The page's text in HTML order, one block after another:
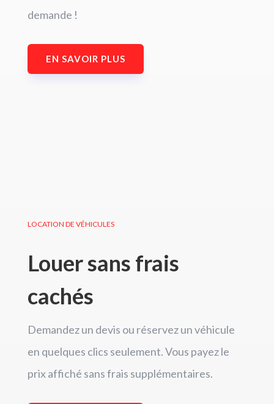
demande !
EN SAVOIR PLUS
LOCATION DE VÉHICULES
Louer sans frais
cachés
Demandez un devis ou réservez un véhicule
en quelques clics seulement. Vous payez le
prix affiché sans frais supplémentaires.